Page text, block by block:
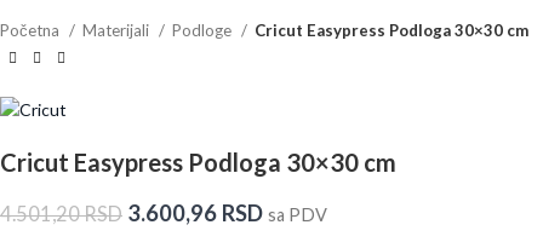
Početna Materijali Podloge Cricut Easypress Podloga 30×30 cm
Cricut Easypress Podloga 30×30 cm
4.501,20RSD 3.600,96 RSD sa PDV